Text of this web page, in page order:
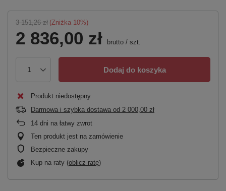
3 151,26 zł (Zniżka 10%)
2 836,00 zł brutto / szt.
Dodaj do koszyka
Produkt niedostępny
Darmowa i szybka dostawa od 2 000,00 zł
14 dni na łatwy zwrot
Ten produkt jest na zamówienie
Bezpieczne zakupy
Kup na raty (oblicz ratę)